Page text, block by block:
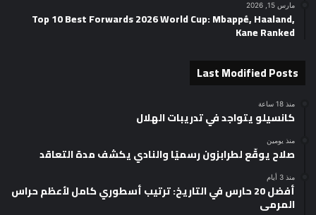
مارس 15, 2026
Top 10 Best Forwards 2026 World Cup: Mbappé, Haaland,
Kane Ranked
Last Modified Posts
منذ 18 ساعة
كانسيلو يتواجد في تدريبات الهلال
منذ يومين
صلاح يوقّع لطرابزون رسميًا والنادي يكشف مدة التعاقد
منذ 3 أيام
أفضل 20 حارس في التاريخ: ترتيب أسطوري كامل لأعظم حراس
المرمى